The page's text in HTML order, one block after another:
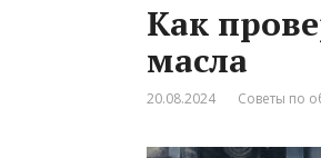
Как
масла
20.08.2024 Советы по